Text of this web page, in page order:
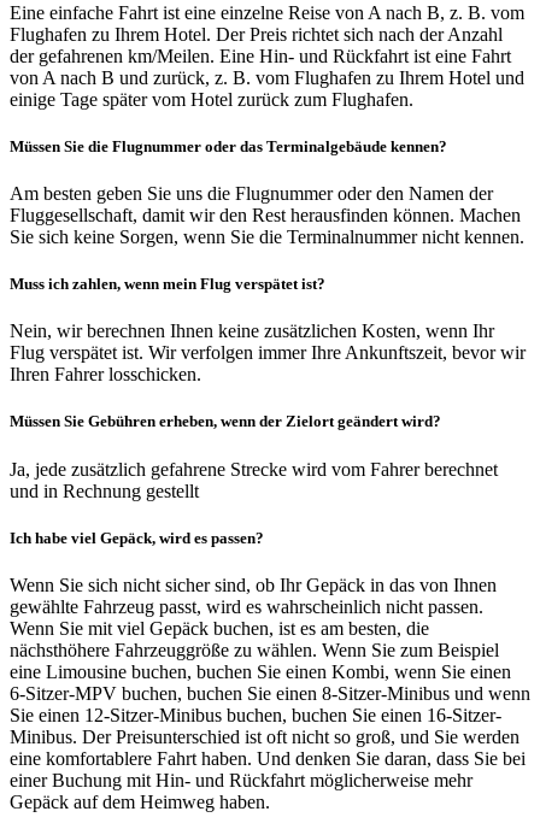
Eine einfache Fahrt ist eine einzelne Reise von A nach B, z. B. vom
Flughafen zu Ihrem Hotel. Der Preis richtet sich nach der Anzahl
der gefahrenen km/Meilen. Eine Hin- und Rückfahrt ist eine Fahrt
von A nach B und zurück, z. B. vom Flughafen zu Ihrem Hotel und
einige Tage später vom Hotel zurück zum Flughafen.
Müssen Sie die Flugnummer oder das Terminalgebäude kennen?
Am besten geben Sie uns die Flugnummer oder den Namen der
Fluggesellschaft, damit wir den Rest herausfinden können. Machen
Sie sich keine Sorgen, wenn Sie die Terminalnummer nicht kennen.
Muss ich zahlen, wenn mein Flug verspätet ist?
Nein, wir berechnen Ihnen keine zusätzlichen Kosten, wenn Ihr
Flug verspätet ist. Wir verfolgen immer Ihre Ankunftszeit, bevor wir
Ihren Fahrer losschicken.
Müssen Sie Gebühren erheben, wenn der Zielort geändert wird?
Ja, jede zusätzlich gefahrene Strecke wird vom Fahrer berechnet
und in Rechnung gestellt
Ich habe viel Gepäck, wird es passen?
Wenn Sie sich nicht sicher sind, ob Ihr Gepäck in das von Ihnen
gewählte Fahrzeug passt, wird es wahrscheinlich nicht passen.
Wenn Sie mit viel Gepäck buchen, ist es am besten, die
nächsthöhere Fahrzeuggröße zu wählen. Wenn Sie zum Beispiel
eine Limousine buchen, buchen Sie einen Kombi, wenn Sie einen
6-Sitzer-MPV buchen, buchen Sie einen 8-Sitzer-Minibus und wenn
Sie einen 12-Sitzer-Minibus buchen, buchen Sie einen 16-Sitzer-
Minibus. Der Preisunterschied ist oft nicht so groß, und Sie werden
eine komfortablere Fahrt haben. Und denken Sie daran, dass Sie bei
einer Buchung mit Hin- und Rückfahrt möglicherweise mehr
Gepäck auf dem Heimweg haben.